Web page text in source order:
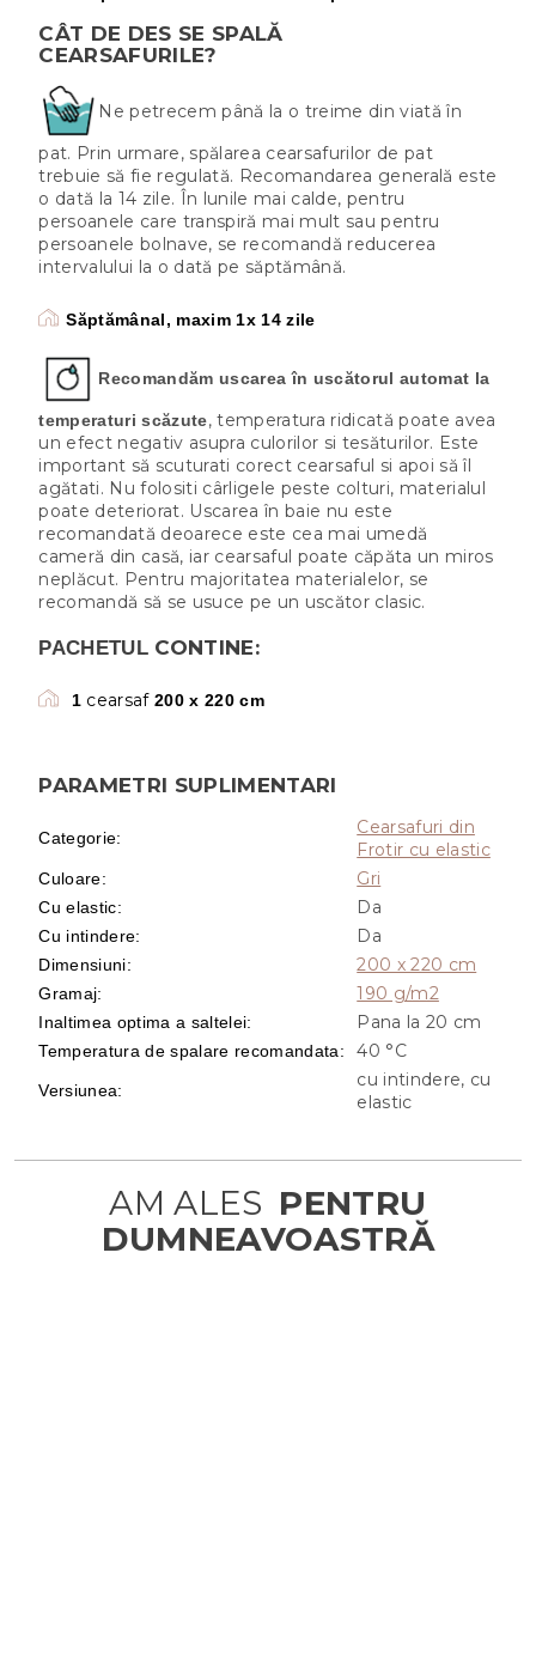
CÂT DE DES SE SPALĂ
CEARSAFURILE?
Ne petrecem până la o treime din viată în
pat. Prin urmare, spălarea cearsafurilor de pat
trebuie să fie regulată. Recomandarea generală este
o dată la 14 zile. În lunile mai calde, pentru
persoanele care transpiră mai mult sau pentru
persoanele bolnave, se recomandă reducerea
intervalului la o dată pe săptămână.
Săptămânal, maxim 1x 14 zile
Recomandăm uscarea în uscătorul automat la
temperaturi scăzute, temperatura ridicată poate avea
un efect negativ asupra culorilor si tesăturilor. Este
important să scuturati corect cearsaful si apoi să îl
agătati. Nu folositi cârligele peste colturi, materialul
poate deteriorat. Uscarea în baie nu este
recomandată deoarece este cea mai umedă
cameră din casă, iar cearsaful poate căpăta un miros
neplăcut. Pentru majoritatea materialelor, se
recomandă să se usuce pe un uscător clasic.
PACHETULCONTINE:
1cearsaf 200 x 220 cm
PARAMETRI SUPLIMENTARI
Categorie:
Cearsafuri din
Frotir cu elastic
Culoare: Gri
Cu elastic: Da
Cu intindere: Da
Dimensiuni: 200 x 220 cm
Gramaj: 190 g/m2
Inaltimea optima a saltelei: Pana la 20 cm
Temperatura de spalare recomandata: 40 °C
Versiunea:
cu intindere, cu
elastic